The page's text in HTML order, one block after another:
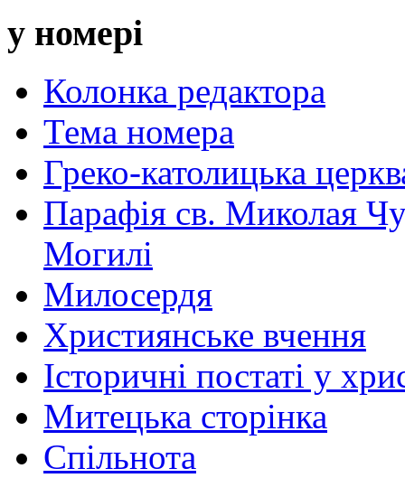
у номері
Колонка редактора
Тема номера
Греко-католицька
Парафія св. Миколая
Могилі
Милосердя
Християнське вчення
Історичні постаті у
Митецька сторінка
Спільнота